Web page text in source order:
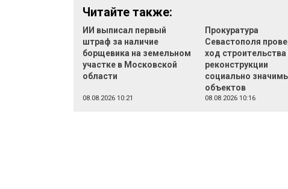
Читайте также:
ИИ выписал первый
штраф за наличие
борщевика на земельном
участке в Московской
области
08.08.2026 10:21
Прокуратура
Севастополя
ход строительства
реконструкции
социально
объектов
08.08.2026 10:16